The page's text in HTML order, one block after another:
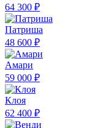
64 300 ₽
Патриша
48 600 ₽
Амари
59 000 ₽
Клоя
62 400 ₽